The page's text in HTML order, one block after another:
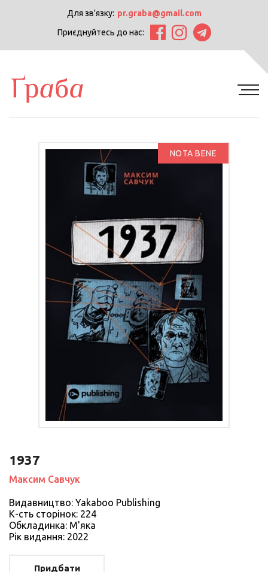
Для зв'язку: pr.graba@gmail.com
Приєднуйтесь до нас:
NOTA BENE
1937
Максим Савчук
Видавництво: Yakaboo Publishing
К-сть сторiнок: 224
Обкладинка: М'яка
Рiк видання: 2022
Придбати